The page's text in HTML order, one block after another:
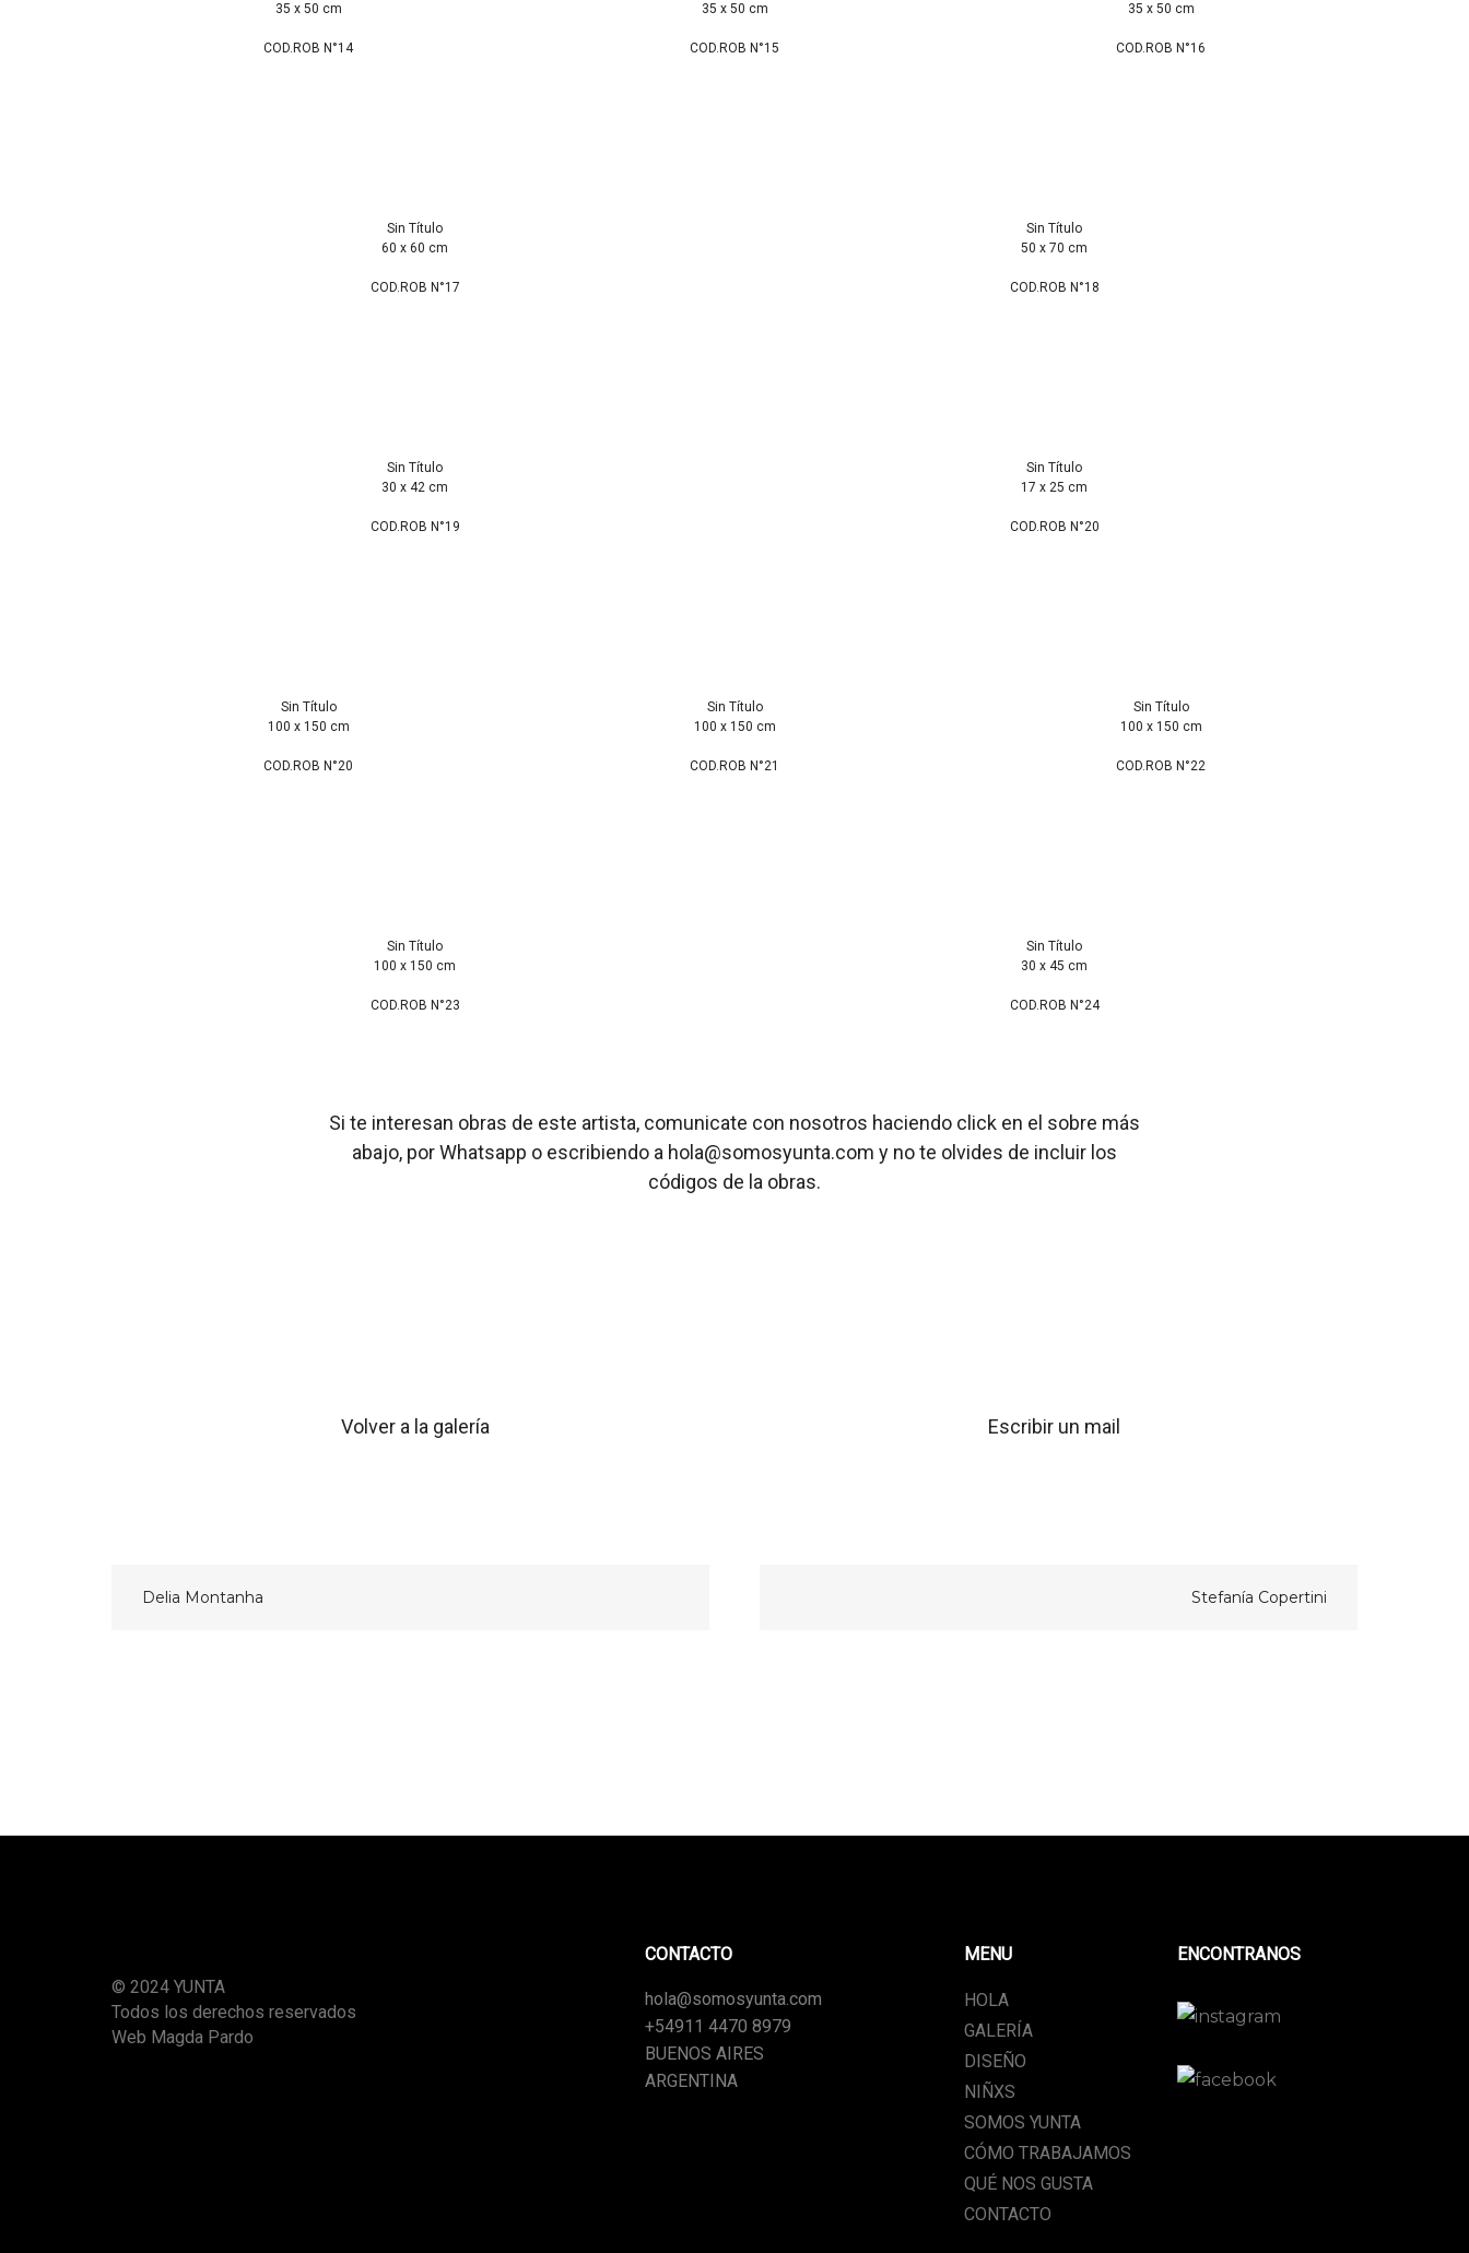
35 x 50 cm
COD.ROB N°14
35 x 50 cm
COD.ROB N°15
35 x 50 cm
COD.ROB N°16
Sin Título
60 x 60 cm
COD.ROB N°17
Sin Título
50 x 70 cm
COD.ROB N°18
Sin Título
30 x 42 cm
COD.ROB N°19
Sin Título
17 x 25 cm
COD.ROB N°20
Sin Título
100 x 150 cm
COD.ROB N°20
Sin Título
100 x 150 cm
COD.ROB N°21
Sin Título
100 x 150 cm
COD.ROB N°22
Sin Título
100 x 150 cm
COD.ROB N°23
Sin Título
30 x 45 cm
COD.ROB N°24
Si te interesan obras de este artista, comunicate con nosotros haciendo click en el sobre más
abajo, por Whatsapp o escribiendo a hola@somosyunta.com y no te olvides de incluir los
códigos de la obras.
Volver a la galería Escribir un mail
Navegación
Delia Montanha Stefanía Copertini
© 2024 YUNTA
Todos los derechos reservados
Web Magda Pardo
CONTACTO
hola@somosyunta.com
+54911 4470 8979
BUENOS AIRES
ARGENTINA
MENU
HOLA
GALERÍA
DISEÑO
NIÑXS
SOMOS YUNTA
CÓMO TRABAJAMOS
QUÉ NOS GUSTA
CONTACTO
ENCONTRANOS